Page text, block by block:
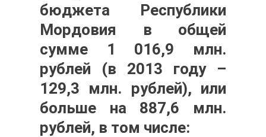
бюджета Республики
Мордовия в общей
сумме 1 016,9 млн.
рублей (в 2013 году –
129,3 млн. рублей), или
больше на 887,6 млн.
рублей, в том числе: